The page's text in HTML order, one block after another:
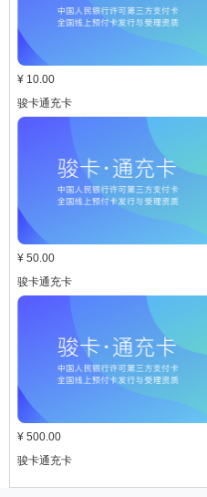
¥ 10.00
骏卡通充卡
¥ 50.00
骏卡通充卡
¥ 500.00
骏卡通充卡